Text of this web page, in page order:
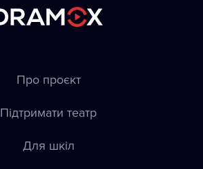
Про проєкт
Підтримати театр
Для шкіл